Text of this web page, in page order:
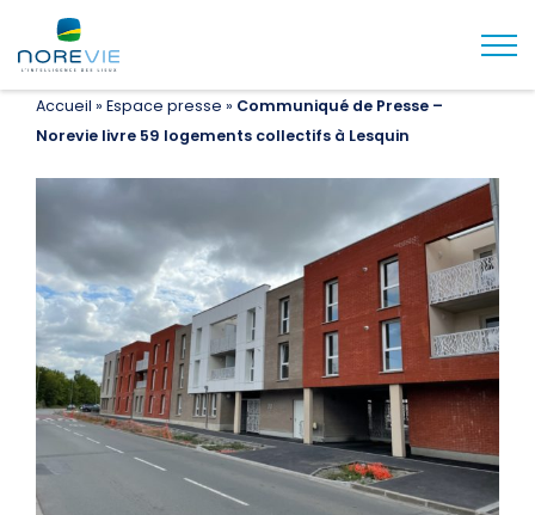
Accueil » Espace presse » Communiqué de Presse –
Norevie livre 59 logements collectifs à Lesquin